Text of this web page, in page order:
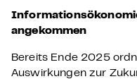
angekommen
Bereits Ende 2025
Auswirkungen zur